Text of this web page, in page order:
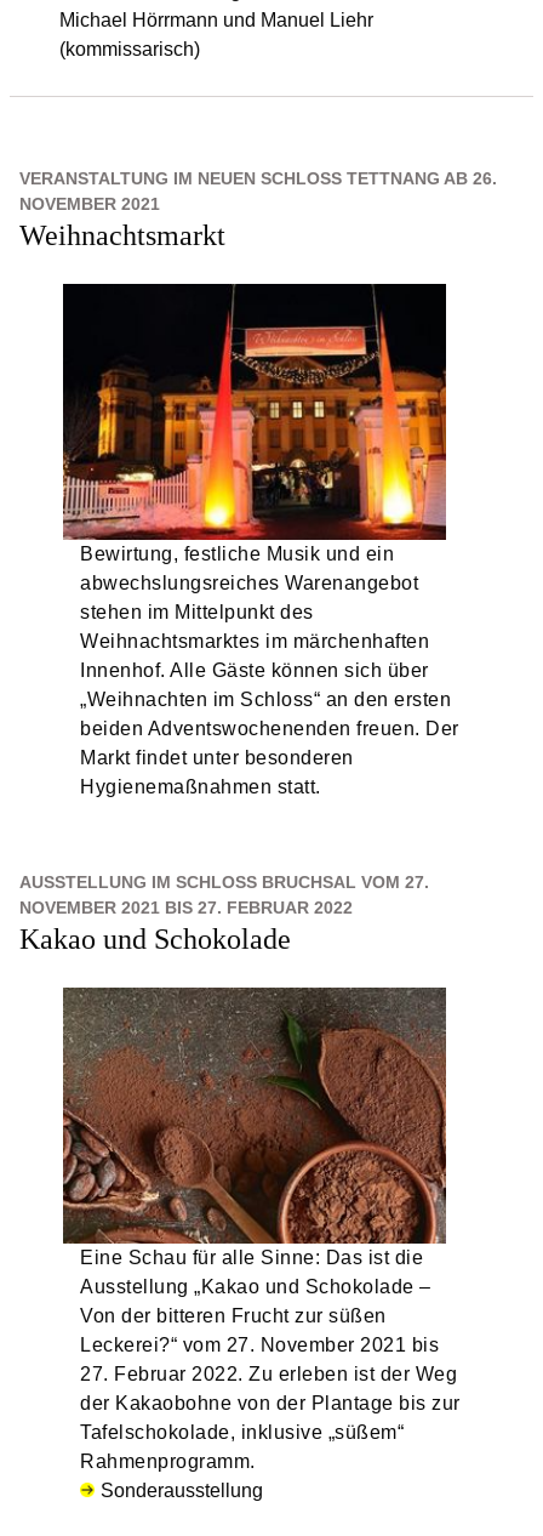
Michael Hörrmann und Manuel Liehr
(kommissarisch)
VERANSTALTUNG IM NEUEN SCHLOSS TETTNANG AB 26.
NOVEMBER 2021
Weihnachtsmarkt
Bewirtung, festliche Musik und ein
abwechslungsreiches Warenangebot
stehen im Mittelpunkt des
Weihnachtsmarktes im märchenhaften
Innenhof. Alle Gäste können sich über
„Weihnachten im Schloss“ an den ersten
beiden Adventswochenenden freuen. Der
Markt findet unter besonderen
Hygienemaßnahmen statt.
AUSSTELLUNG IM SCHLOSS BRUCHSAL VOM 27.
NOVEMBER 2021 BIS 27. FEBRUAR 2022
Kakao und Schokolade
Eine Schau für alle Sinne: Das ist die
Ausstellung „Kakao und Schokolade –
Von der bitteren Frucht zur süßen
Leckerei?“ vom 27. November 2021 bis
27. Februar 2022. Zu erleben ist der Weg
der Kakaobohne von der Plantage bis zur
Tafelschokolade, inklusive „süßem“
Rahmenprogramm.
Sonderausstellung